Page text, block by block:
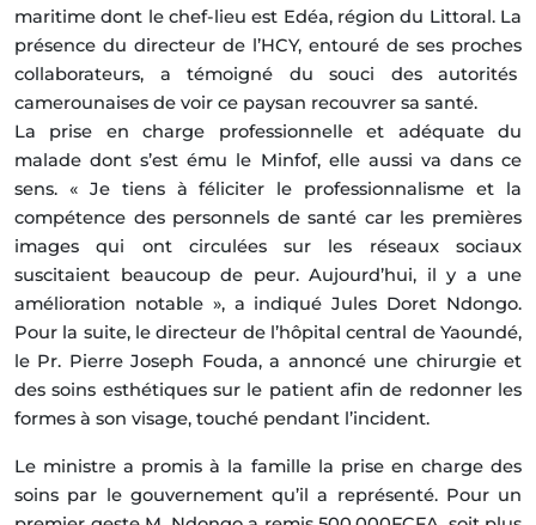
maritime dont le chef-lieu est Edéa, région du Littoral. La
présence du directeur de l’HCY, entouré de ses proches
collaborateurs, a témoigné du souci des autorités
camerounaises de voir ce paysan recouvrer sa santé.
La prise en charge professionnelle et adéquate du
malade dont s’est ému le Minfof, elle aussi va dans ce
sens. « Je tiens à féliciter le professionnalisme et la
compétence des personnels de santé car les premières
images qui ont circulées sur les réseaux sociaux
suscitaient beaucoup de peur. Aujourd’hui, il y a une
amélioration notable », a indiqué Jules Doret Ndongo.
Pour la suite, le directeur de l’hôpital central de Yaoundé,
le Pr. Pierre Joseph Fouda, a annoncé une chirurgie et
des soins esthétiques sur le patient afin de redonner les
formes à son visage, touché pendant l’incident.
Le ministre a promis à la famille la prise en charge des
soins par le gouvernement qu’il a représenté. Pour un